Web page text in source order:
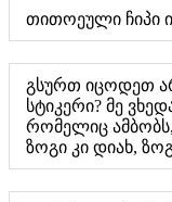
თითოეული ჩიპი
გსურთ იცოდეთ
სტიკერი? მე
რომელიც
ზოგი კი დიახ,